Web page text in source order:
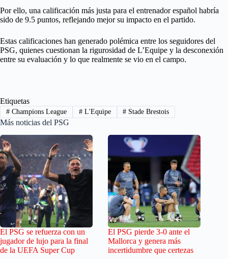
Por ello, una calificación más justa para el entrenador español habría
sido de 9.5 puntos, reflejando mejor su impacto en el partido.
Estas calificaciones han generado polémica entre los seguidores del
PSG, quienes cuestionan la rigurosidad de L’Equipe y la desconexión
entre su evaluación y lo que realmente se vio en el campo.
Etiquetas
#Champions League #L'Equipe # Stade Brestois
Más noticias del PSG
El PSG se refuerza con un
jugador de lujo para la final
de la UEFA Super Cup
El PSG pierde 3-0 ante el
Mallorca y genera más
incertidumbre que certezas